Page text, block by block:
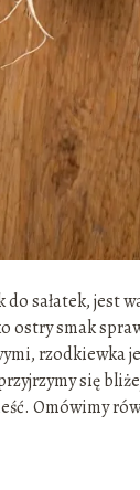
sałatek, jest
smak
rzodkiewka
się
Omówimy